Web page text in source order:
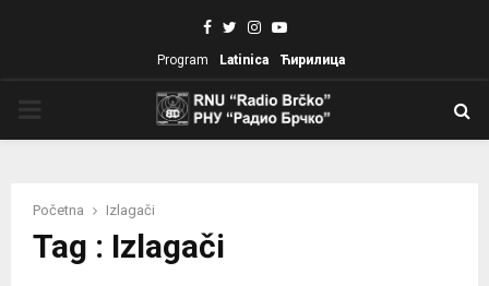
Facebook
TwitterInstagram
Youtube
Program Latinica Ћирилица
Početna Izlagači
Tag : Izlagači